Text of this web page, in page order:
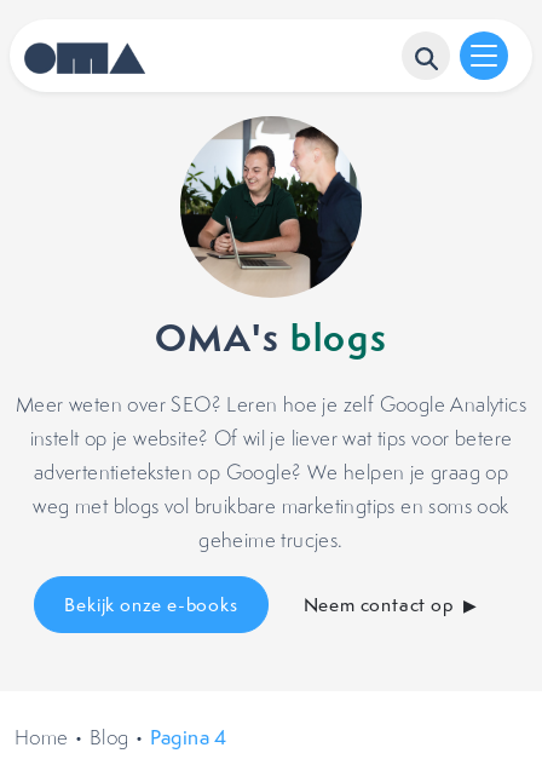
OMA's blogs
Meer weten over SEO? Leren hoe je zelf Google Analytics
instelt op je website? Of wil je liever wat tips voor betere
advertentieteksten op Google? We helpen je graag op
weg met blogs vol bruikbare marketingtips en soms ook
geheime trucjes.
Bekijk onze e-books Neem contact op
Home • Blog • Pagina 4